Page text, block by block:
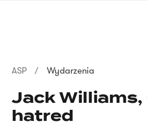
Ścieżka
nawigacyjna
ASP Wydarzenia
Jack Williams,
hatred